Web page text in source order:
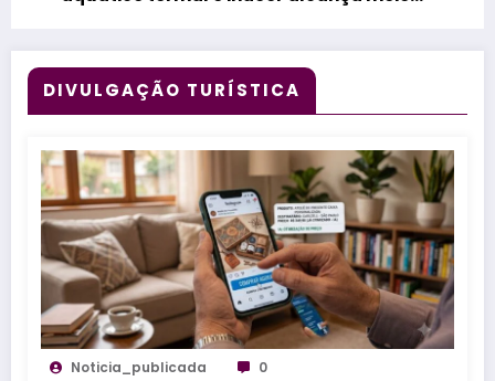
DIVULGAÇÃO TURÍSTICA
Noticia_publicada 0